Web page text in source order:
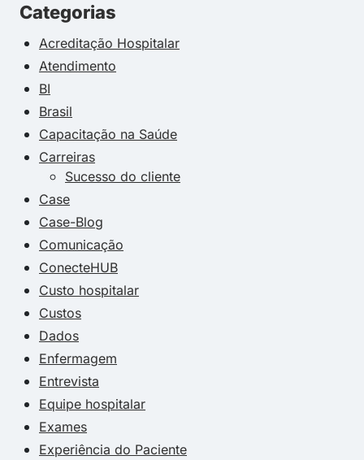
Categorias
Acreditação Hospitalar
Atendimento
BI
Brasil
Capacitação na Saúde
Carreiras
Sucesso do cliente
Case
Case-Blog
Comunicação
ConecteHUB
Custo hospitalar
Custos
Dados
Enfermagem
Entrevista
Equipe hospitalar
Exames
Experiência do Paciente